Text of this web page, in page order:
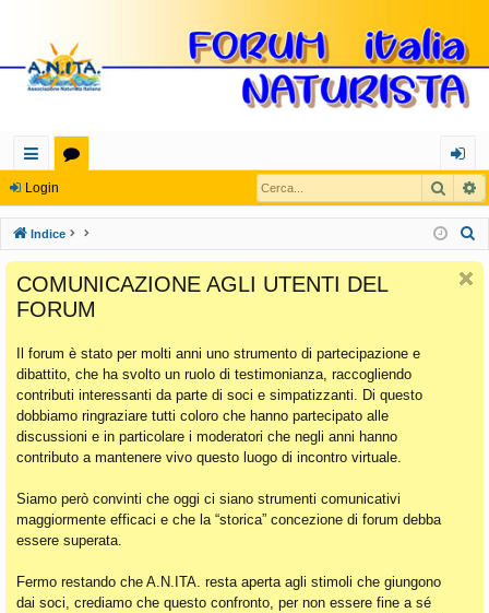
oll
eg
a
m
en
ti
Ra
pi
di
u
m
og
in
Login Cerca
Indice
COMUNICAZIONE AGLI UTENTI DEL
FORUM
Il forum è stato per molti anni uno strumento di partecipazione e
dibattito, che ha svolto un ruolo di testimonianza, raccogliendo
contributi interessanti da parte di soci e simpatizzanti. Di questo
dobbiamo ringraziare tutti coloro che hanno partecipato alle
discussioni e in particolare i moderatori che negli anni hanno
contributo a mantenere vivo questo luogo di incontro virtuale.
Siamo però convinti che oggi ci siano strumenti comunicativi
maggiormente efficaci e che la “storica” concezione di forum debba
essere superata.
Fermo restando che A.N.ITA. resta aperta agli stimoli che giungono
dai soci, crediamo che questo confronto, per non essere fine a sé